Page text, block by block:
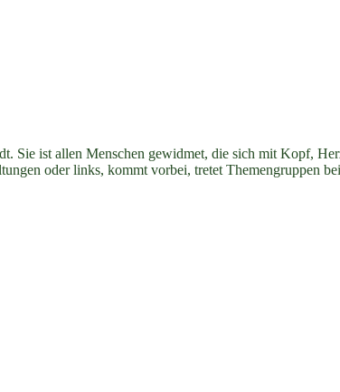
Climate
School
25.-29.11.“
Sie ist allen Menschen gewidmet, die sich mit Kopf,
oder links, kommt vorbei, tretet Themengruppen